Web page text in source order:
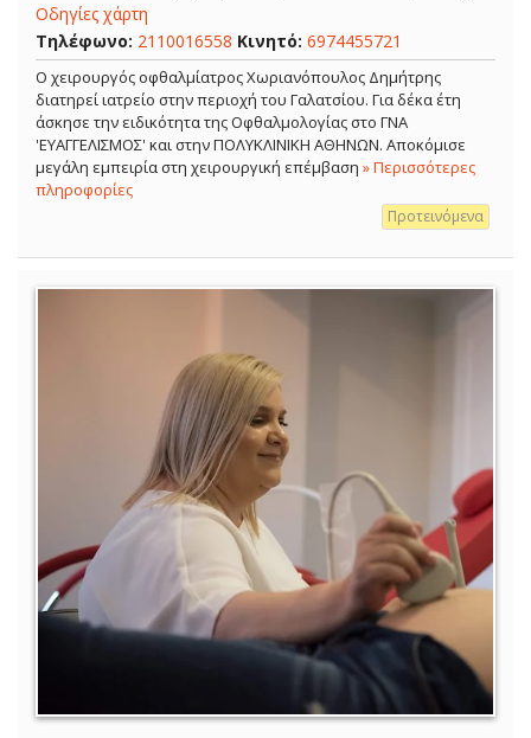
Οδηγίες χάρτη
Τηλέφωνο: 2110016558 Κινητό: 6974455721
Ο χειρουργός οφθαλμίατρος Χωριανόπουλος Δημήτρης
διατηρεί ιατρείο στην περιοχή του Γαλατσίου. Για δέκα έτη
άσκησε την ειδικότητα της Οφθαλμολογίας στο ΓΝΑ
'ΕΥΑΓΓΕΛΙΣΜΟΣ' και στην ΠΟΛΥΚΛΙΝΙΚΗ ΑΘΗΝΩΝ. Αποκόμισε
μεγάλη εμπειρία στη χειρουργική επέμβαση » Περισσότερες
πληροφορίες
Προτεινόμενα